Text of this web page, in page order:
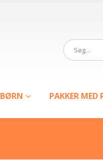
BØRN PAKKER MED